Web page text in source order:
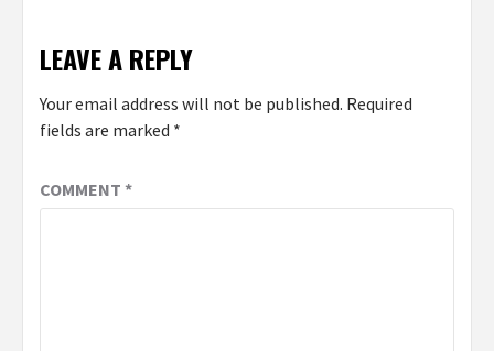
LEAVE A REPLY
Your email address will not be published. Required
fields are marked *
COMMENT *